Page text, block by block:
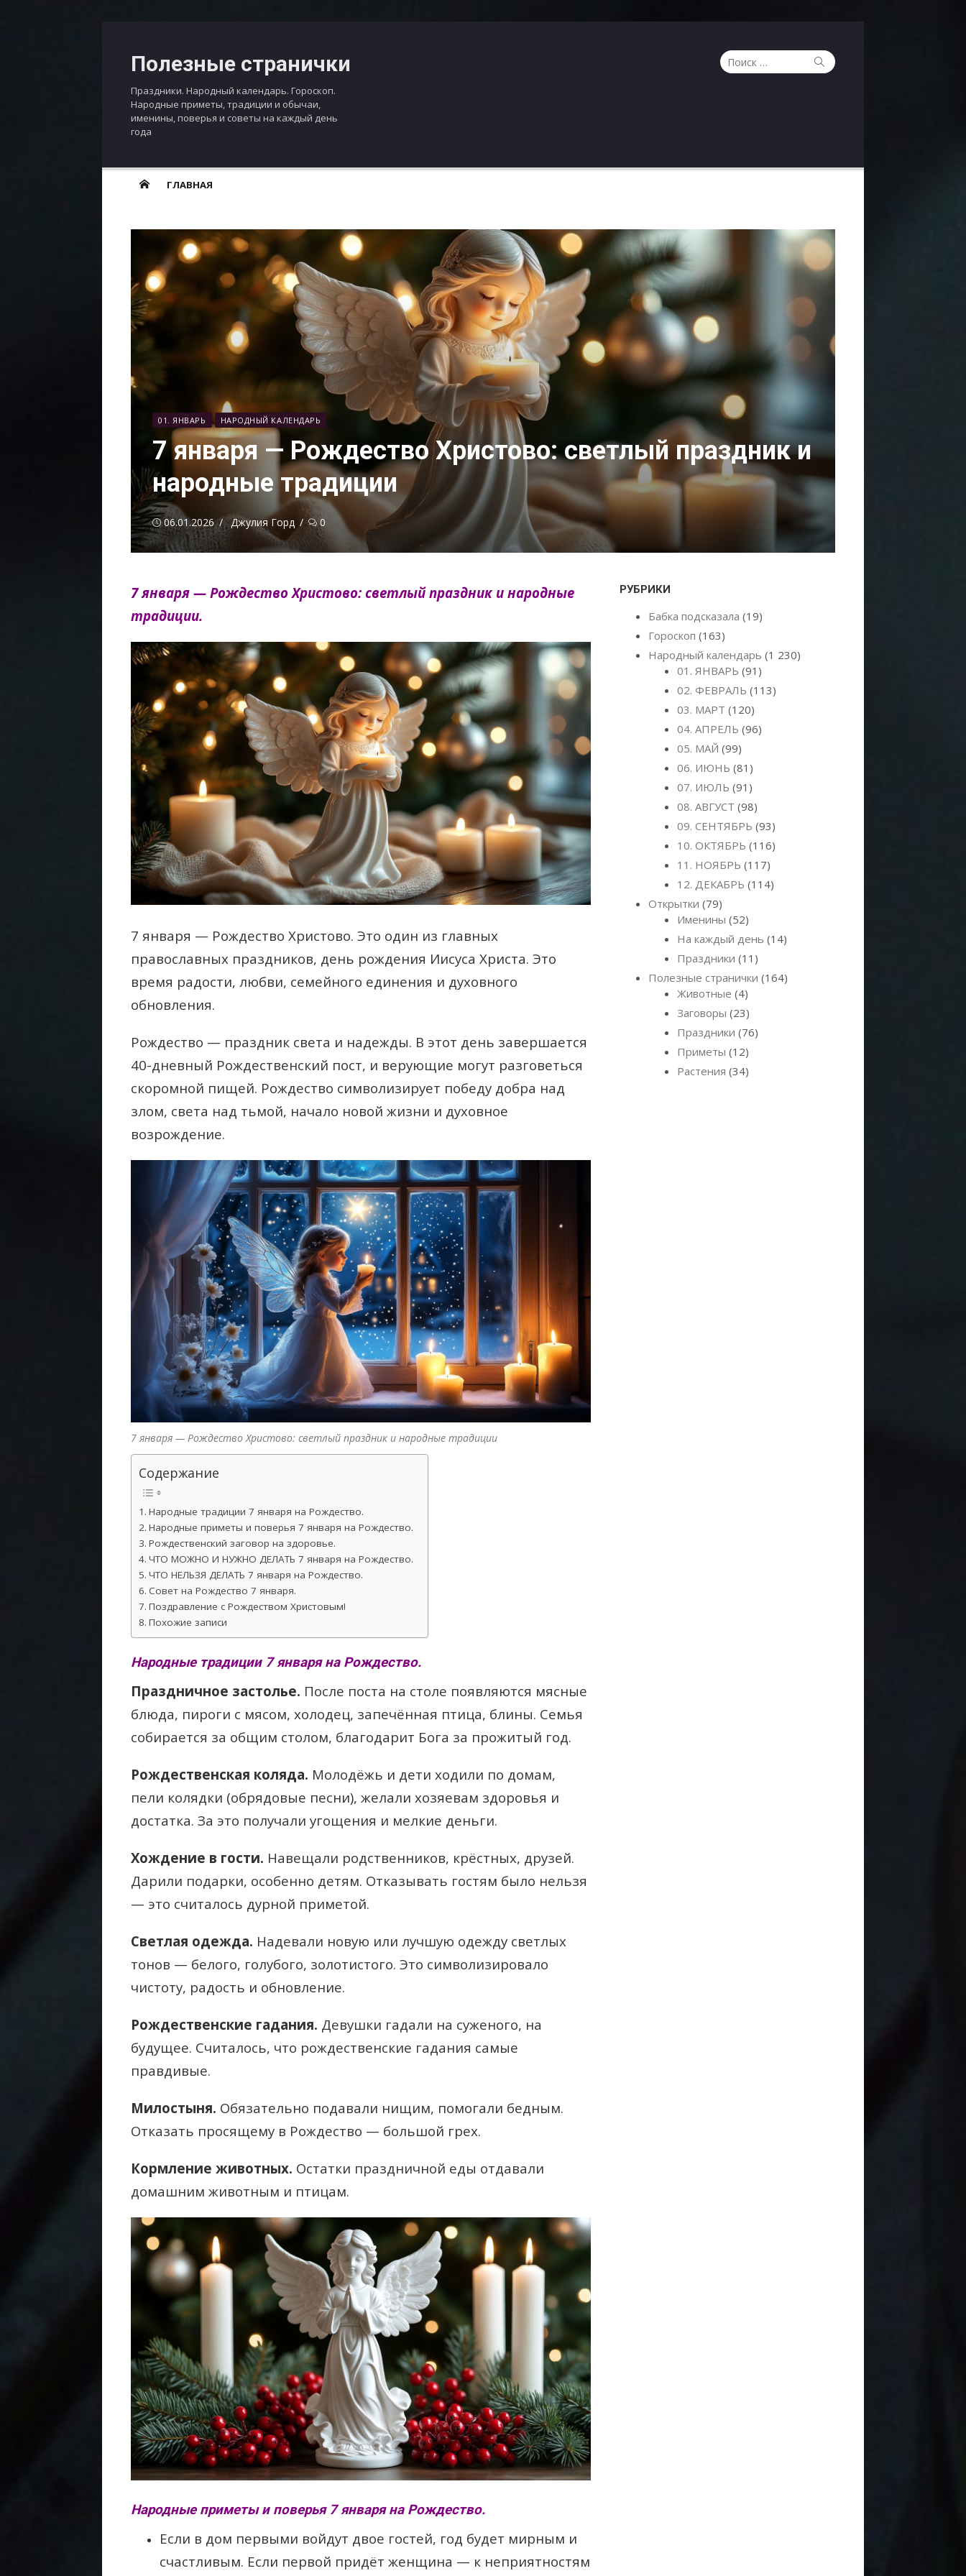
Полезные странички
Праздники. Народный календарь. Гороскоп.
Народные приметы, традиции и обычаи,
именины, поверья и советы на каждый день
года
Поиск
по:
Поиск
ГЛАВНАЯ
01. ЯНВАРЬ НАРОДНЫЙ КАЛЕНДАРЬ
7 января — Рождество Христово: светлый праздник и
народные традиции
Опубликовано
06.01.2026 Автор
Джулия Горд 0
7 января — Рождество Христово: светлый праздник и народные
традиции.
7 января — Рождество Христово. Это один из главных
православных праздников, день рождения Иисуса Христа. Это
время радости, любви, семейного единения и духовного
обновления.
Рождество — праздник света и надежды. В этот день завершается
40-дневный Рождественский пост, и верующие могут разговеться
скоромной пищей. Рождество символизирует победу добра над
злом, света над тьмой, начало новой жизни и духовное
возрождение.
7 января — Рождество Христово: светлый праздник и народные традиции
Содержание
Народные традиции 7 января на Рождество.
Народные приметы и поверья 7 января на Рождество.
Рождественский заговор на здоровье.
ЧТО МОЖНО И НУЖНО ДЕЛАТЬ 7 января на Рождество.
ЧТО НЕЛЬЗЯ ДЕЛАТЬ 7 января на Рождество.
Совет на Рождество 7 января.
Поздравление с Рождеством Христовым!
Похожие записи
Народные традиции 7 января на Рождество.
Праздничное застолье. После поста на столе появляются мясные
блюда, пироги с мясом, холодец, запечённая птица, блины. Семья
собирается за общим столом, благодарит Бога за прожитый год.
Рождественская коляда. Молодёжь и дети ходили по домам,
пели колядки (обрядовые песни), желали хозяевам здоровья и
достатка. За это получали угощения и мелкие деньги.
Хождение в гости. Навещали родственников, крёстных, друзей.
Дарили подарки, особенно детям. Отказывать гостям было нельзя
— это считалось дурной приметой.
Светлая одежда. Надевали новую или лучшую одежду светлых
тонов — белого, голубого, золотистого. Это символизировало
чистоту, радость и обновление.
Рождественские гадания. Девушки гадали на суженого, на
будущее. Считалось, что рождественские гадания самые
правдивые.
Милостыня. Обязательно подавали нищим, помогали бедным.
Отказать просящему в Рождество — большой грех.
Кормление животных. Остатки праздничной еды отдавали
домашним животным и птицам.
Народные приметы и поверья 7 января на Рождество.
Если в дом первыми войдут двое гостей, год будет мирным и
счастливым. Если первой придёт женщина — к неприятностям
РУБРИКИ
Бабка подсказала (19)
Гороскоп (163)
Народный календарь (1 230)
01. ЯНВАРЬ (91)
02. ФЕВРАЛЬ (113)
03. МАРТ (120)
04. АПРЕЛЬ (96)
05. МАЙ (99)
06. ИЮНЬ (81)
07. ИЮЛЬ (91)
08. АВГУСТ (98)
09. СЕНТЯБРЬ (93)
10. ОКТЯБРЬ (116)
11. НОЯБРЬ (117)
12. ДЕКАБРЬ (114)
Открытки (79)
Именины (52)
На каждый день (14)
Праздники (11)
Полезные странички (164)
Животные (4)
Заговоры (23)
Праздники (76)
Приметы (12)
Растения (34)